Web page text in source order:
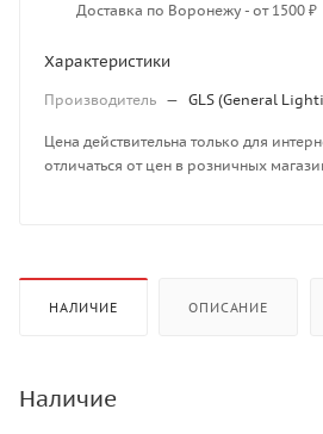
Доставка по Воронежу - от 1500 ₽
Характеристики
Производитель — GLS (General
Цена действительна только для
отличаться от цен в розничных
НАЛИЧИЕ ОПИСАНИЕ
Наличие